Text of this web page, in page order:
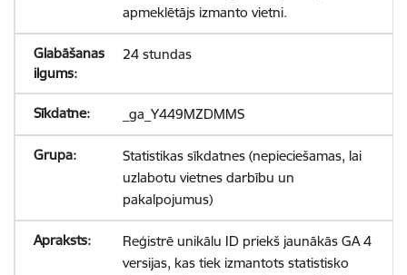
apmeklētājs izmanto vietni.
24 stundas
_ga_Y449MZDMMS
Statistikas sīkdatnes (nepieciešamas, lai
uzlabotu vietnes darbību un
pakalpojumus)
Reģistrē unikālu ID priekš jaunākās GA 4
versijas, kas tiek izmantots statistisko